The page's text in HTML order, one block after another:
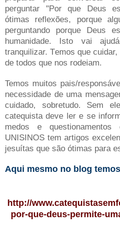
perguntar "Por que Deus
ótimas reflexões, porque
perguntando porque Deus
humanidade. Isto vai
tranquilizar. Temos que
de todos que nos rodeiam.
Temos muitos pais/
necessidade de uma
cuidado, sobretudo. Sem
catequista deve ler e se
medos e
UNISINOS tem artigos
jesuítas que são ótimas para
Aqui mesmo no blog
http://
por-que-deus-permite-